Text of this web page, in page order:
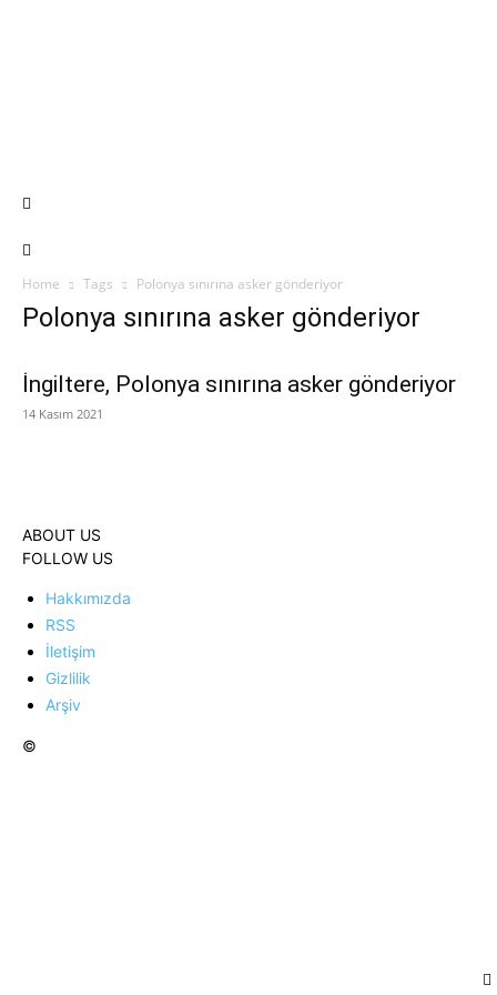
Home Tags Polonya sınırına asker gönderiyor
Polonya sınırına asker gönderiyor
İngiltere, Polonya sınırına asker gönderiyor
14 Kasım 2021
ABOUT US
FOLLOW US
Hakkımızda
RSS
İletişim
Gizlilik
Arşiv
©